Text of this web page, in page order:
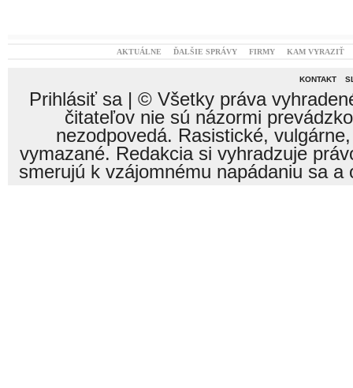
AKTUÁLNE ĎALŠIE SPRÁVY FIRMY KAM VYRAZIŤ
KONTAKT
Prihlásiť sa| © Všetky práva
čitateľov nie sú názormi
nezodpovedá. Rasistické,
vymazané. Redakcia si vyhradzuje
smerujú k vzájomnému napádaniu sa